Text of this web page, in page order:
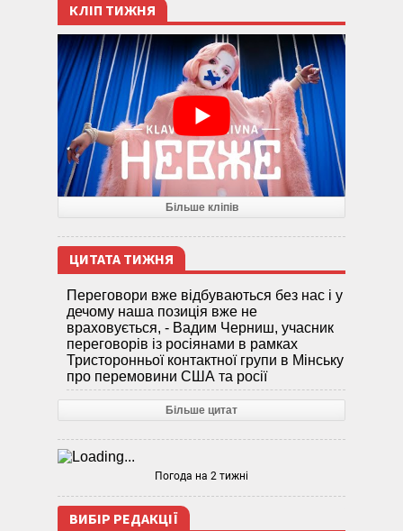
КЛІП ТИЖНЯ
Більше кліпів
ЦИТАТА ТИЖНЯ
Переговори вже відбуваються без нас і у
дечому наша позиція вже не
враховується, - Вадим Черниш, учасник
переговорів із росіянами в рамках
Тристоронньої контактної групи в Мінську
про перемовини США та росії
Більше цитат
Погода на 2 тижні
ВИБІР РЕДАКЦІЇ